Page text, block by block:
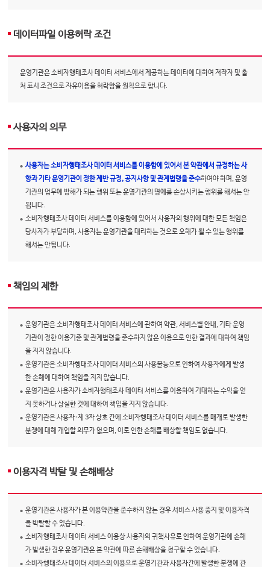
데이터파일 이용허락 조건
운영기관은 소비자행태조사 데이터 서비스에서 제공하는 데이터에 대하여 저작자 및 출
처 표시 조건으로 자유이용을 허락함을 원칙으로 합니다.
사용자의 의무
사용자는 소비자행태조사 데이터 서비스를 이용함에 있어서 본 약관에서 규정하는 사
항과 기타 운영기관이 정한 제반 규정, 공지사항 및 관계법령을 준수하여야 하며, 운영
기관의 업무에 방해가 되는 행위 또는 운영기관의 명예를 손상시키는 행위를 해서는 안
됩니다.
소비자행태조사 데이터 서비스를 이용함에 있어서 사용자의 행위에 대한 모든 책임은
당사자가 부담하며, 사용자는 운영기관을 대리하는 것으로 오해가 될 수 있는 행위를
해서는 안됩니다.
책임의 제한
운영기관은 소비자행태조사 데이터 서비스에 관하여 약관, 서비스별 안내, 기타 운영
기관이 정한 이용기준 및 관계법령을 준수하지 않은 이용으로 인한 결과에 대하여 책임
을 지지 않습니다.
운영기관은 소비자행태조사 데이터 서비스의 사용불능으로 인하여 사용자에게 발생
한 손해에 대하여 책임을 지지 않습니다.
운영기관은 사용자가 소비자행태조사 데이터 서비스를 이용하여 기대하는 수익을 얻
지 못하거나 상실한 것에 대하여 책임을 지지 않습니다.
운영기관은 사용자·제 3자 상호 간에 소비자행태조사 데이터 서비스를 매개로 발생한
분쟁에 대해 개입할 의무가 없으며, 이로 인한 손해를 배상할 책임도 없습니다.
이용자격 박탈 및 손해배상
운영기관은 사용자가 본 이용약관을 준수하지 않는 경우 서비스 사용 중지 및 이용자격
을 박탈할 수 있습니다.
소비자행태조사 데이터 서비스 이용상 사용자의 귀책사유로 인하여 운영기관에 손해
가 발생한 경우 운영기관은 본 약관에 따른 손해배상을 청구할 수 있습니다.
소비자행태조사 데이터 서비스의 이용으로 운영기관과 사용자간에 발생한 분쟁에 관